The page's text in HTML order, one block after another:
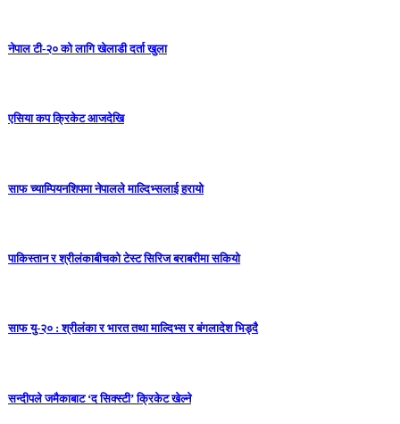
नेपाल टी-२० को लागि खेलाडी दर्ता खुला
एसिया कप क्रिकेट आजदेखि
साफ च्याम्पियनशिपमा नेपालले माल्दिभ्सलाई हरायो
पाकिस्तान र श्रीलंकाबीचको टेस्ट सिरिज बराबरीमा सकियो
साफ यु-२० : श्रीलंका र भारत तथा माल्दिभ्स र बंगलादेश भिड्दै
सन्दीपले जमैकाबाट ‘द सिक्स्टी’ क्रिकेट खेल्ने